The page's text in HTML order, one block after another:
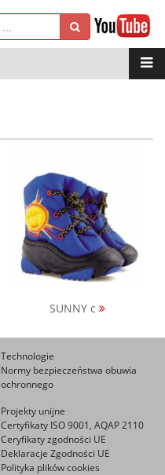
SUNNY c
Technologie
Normy bezpieczeństwa obuwia
ochronnego
Projekty unijne
Certyfikaty ISO 9001, AQAP 2110
Ceryfikaty zgodności UE
Deklaracje Zgodności UE
Polityka plików cookies